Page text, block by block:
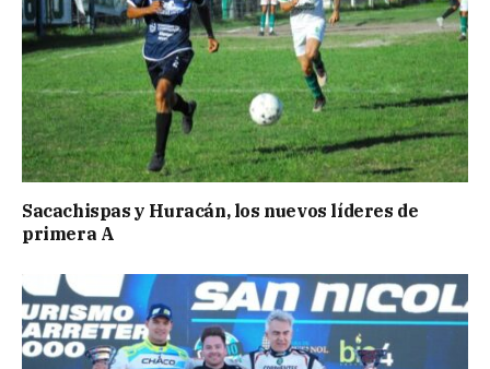
Sacachispas y Huracán, los nuevos líderes de
primera A